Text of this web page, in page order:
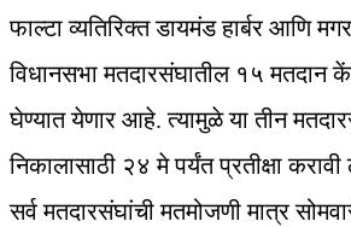
फाल्टा व्यतिरिक्त डायमंड हार्बर आणि
विधानसभा मतदारसंघातील १५ मतदान
घेण्यात येणार आहे. त्यामुळे या तीन
निकालासाठी २४ मे पर्यंत प्रतीक्षा
सर्व मतदारसंघांची मतमोजणी मात्र